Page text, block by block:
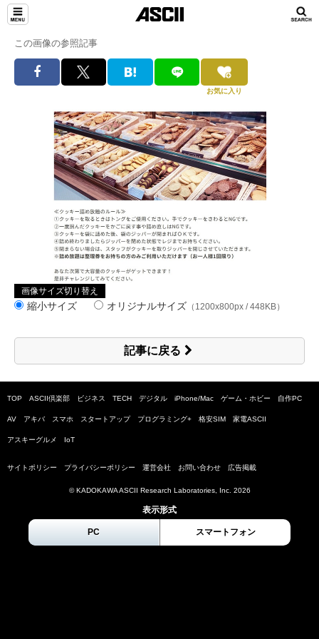
この画像の参照記事
お気に入り
画像サイズ切り替え
縮小サイズ オリジナルサイズ （1200x800px / 448KB）
記事に戻る
TOP ASCII倶楽部 ビジネス TECH デジタル iPhone/Mac ゲーム・ホビー 自作PC
AV アキバ スマホ スタートアップ プログラミング+ 格安SIM 家電ASCII
アスキーグルメ IoT
サイトポリシー プライバシーポリシー 運営会社 お問い合わせ 広告掲載
© KADOKAWA ASCII Research Laboratories, Inc. 2026
表示形式
PC スマートフォン